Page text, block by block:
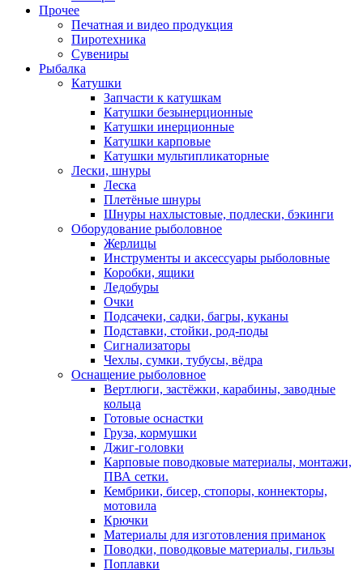
Прочее
Печатная и видео продукция
Пиротехника
Сувениры
Рыбалка
Катушки
Запчасти к катушкам
Катушки безынерционные
Катушки инерционные
Катушки карповые
Катушки мультипликаторные
Лески, шнуры
Леска
Плетёные шнуры
Шнуры нахлыстовые, подлески, бэкинги
Оборудование рыболовное
Жерлицы
Инструменты и аксессуары рыболовные
Коробки, ящики
Ледобуры
Очки
Подсачеки, садки, багры, куканы
Подставки, стойки, род-поды
Сигнализаторы
Чехлы, сумки, тубусы, вёдра
Оснащение рыболовное
Вертлюги, застёжки, карабины, заводные
кольца
Готовые оснастки
Груза, кормушки
Джиг-головки
Карповые поводковые материалы, монтажи,
ПВА сетки.
Кембрики, бисер, стопоры, коннекторы,
мотовила
Крючки
Материалы для изготовления приманок
Поводки, поводковые материалы, гильзы
Поплавки